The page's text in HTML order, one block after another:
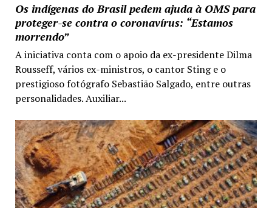
Os indígenas do Brasil pedem ajuda à OMS para
proteger-se contra o coronavírus: “Estamos
morrendo”
A iniciativa conta com o apoio da ex-presidente Dilma
Rousseff, vários ex-ministros, o cantor Sting e o
prestigioso fotógrafo Sebastião Salgado, entre outras
personalidades. Auxiliar...